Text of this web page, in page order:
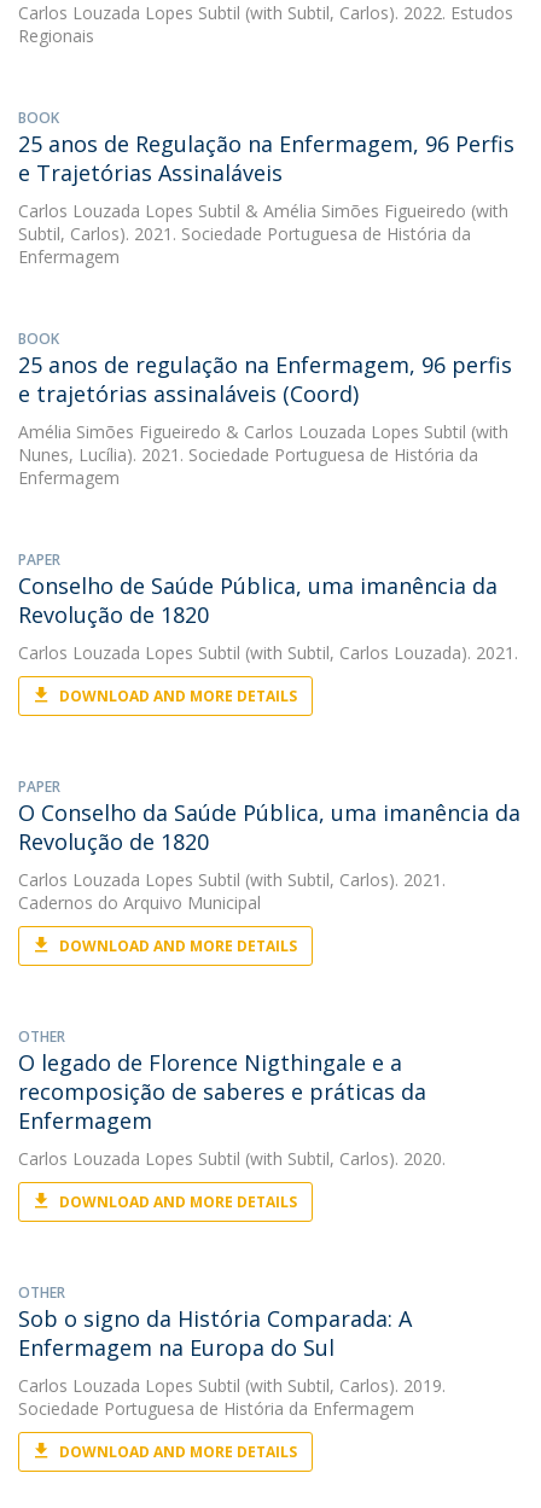
Carlos Louzada Lopes Subtil (with Subtil, Carlos). 2022. Estudos
Regionais
BOOK
25 anos de Regulação na Enfermagem, 96 Perfis
e Trajetórias Assinaláveis
Carlos Louzada Lopes Subtil & Amélia Simões Figueiredo (with
Subtil, Carlos). 2021. Sociedade Portuguesa de História da
Enfermagem
BOOK
25 anos de regulação na Enfermagem, 96 perfis
e trajetórias assinaláveis (Coord)
Amélia Simões Figueiredo & Carlos Louzada Lopes Subtil (with
Nunes, Lucília). 2021. Sociedade Portuguesa de História da
Enfermagem
PAPER
Conselho de Saúde Pública, uma imanência da
Revolução de 1820
Carlos Louzada Lopes Subtil (with Subtil, Carlos Louzada). 2021.
DOWNLOAD AND MORE DETAILS
PAPER
O Conselho da Saúde Pública, uma imanência da
Revolução de 1820
Carlos Louzada Lopes Subtil (with Subtil, Carlos). 2021.
Cadernos do Arquivo Municipal
DOWNLOAD AND MORE DETAILS
OTHER
O legado de Florence Nigthingale e a
recomposição de saberes e práticas da
Enfermagem
Carlos Louzada Lopes Subtil (with Subtil, Carlos). 2020.
DOWNLOAD AND MORE DETAILS
OTHER
Sob o signo da História Comparada: A
Enfermagem na Europa do Sul
Carlos Louzada Lopes Subtil (with Subtil, Carlos). 2019.
Sociedade Portuguesa de História da Enfermagem
DOWNLOAD AND MORE DETAILS